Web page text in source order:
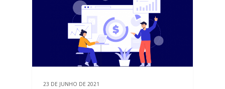
23 DE JUNHO DE 2021